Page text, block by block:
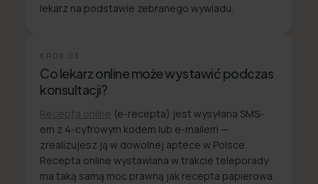
lekarz na podstawie zebranego wywiadu.
KROK 03
Co lekarz online może wystawić podczas
konsultacji?
Recepta online (e-recepta) jest wysyłana SMS-
em z 4-cyfrowym kodem lub e-mailem —
zrealizujesz ją w dowolnej aptece w Polsce.
Recepta online wystawiana w trakcie teleporady
ma taką samą moc prawną jak recepta papierowa.